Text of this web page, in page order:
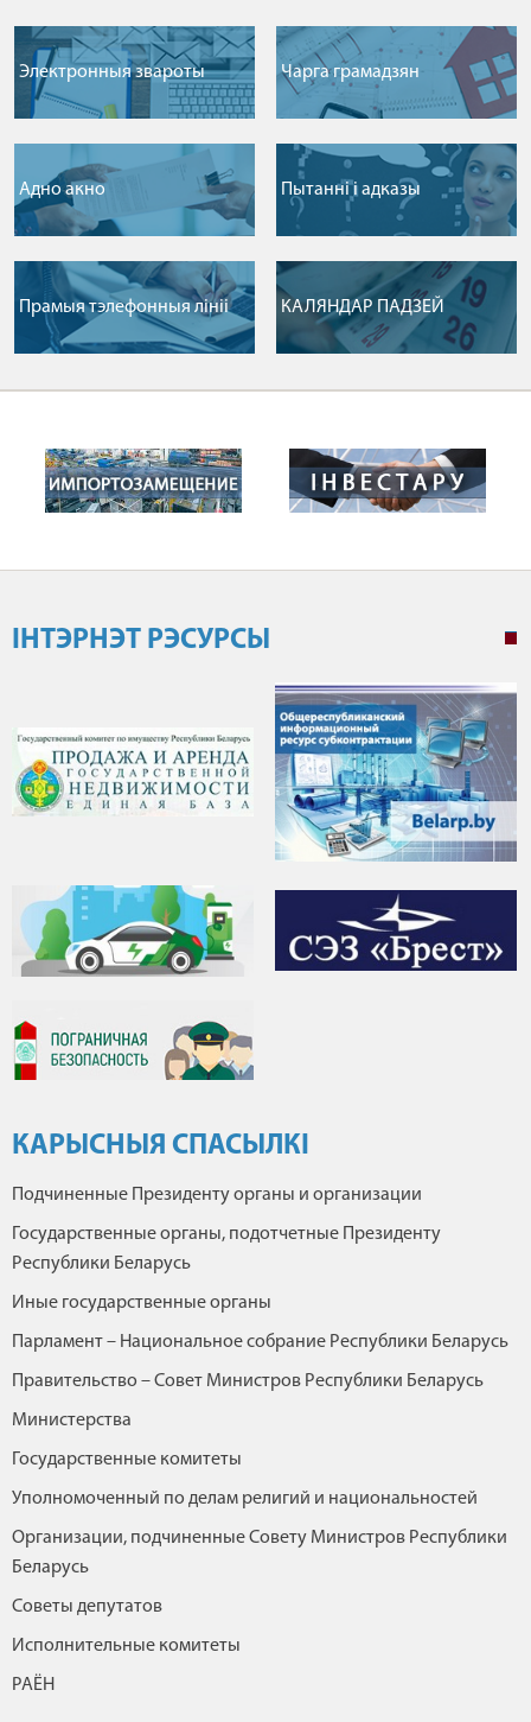
Электронныя звароты Чарга грамадзян
Адно акно Пытаннi i адказы
Прамыя тэлефонныя лiнii КАЛЯНДАР ПАДЗЕЙ
ІНТЭРНЭТ РЭСУРСЫ
КАРЫСНЫЯ СПАСЫЛКІ
Подчиненные Президенту органы и организации
Государственные органы, подотчетные Президенту
Республики Беларусь
Иные государственные органы
Парламент – Национальное собрание Республики Беларусь
Правительство – Совет Министров Республики Беларусь
Министерства
Государственные комитеты
Уполномоченный по делам религий и национальностей
Организации, подчиненные Совету Министров Республики
Беларусь
Советы депутатов
Исполнительные комитеты
РАЁН